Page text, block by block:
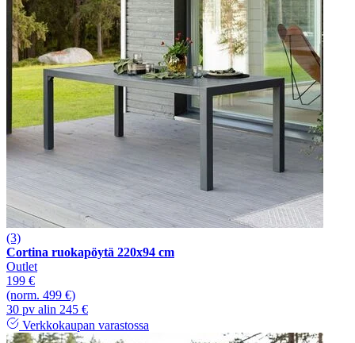
(3)
Cortina ruokapöytä 220x94 cm
Outlet
199 €
(norm. 499 €)
30 pv alin 245 €
Verkkokaupan varastossa